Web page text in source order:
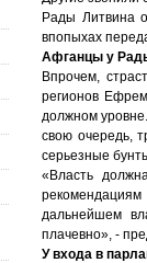
Рады Литвина
впопыхах
Афганцы у
Впрочем,
регионов
должном
свою очередь,
серьезные
«Власть
дальнейшем
плачевно», -
У входа в